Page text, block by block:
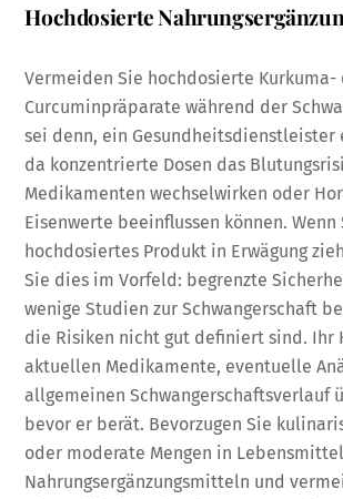
Hochdosierte
Vermeiden Sie hochdosierte Kurkuma-
Curcuminpräparate während der
sei denn, ein Gesundheitsdienstleister
da konzentrierte Dosen das
Medikamenten wechselwirken oder
Eisenwerte beeinflussen können. Wenn
hochdosiertes Produkt in Erwägung
Sie dies im Vorfeld: begrenzte
wenige Studien zur Schwangerschaft
die Risiken nicht gut definiert sind. Ihr
aktuellen Medikamente, eventuelle
allgemeinen Schwangerschaftsverlauf
bevor er berät. Bevorzugen Sie
oder moderate Mengen in
Nahrungsergänzungsmitteln und